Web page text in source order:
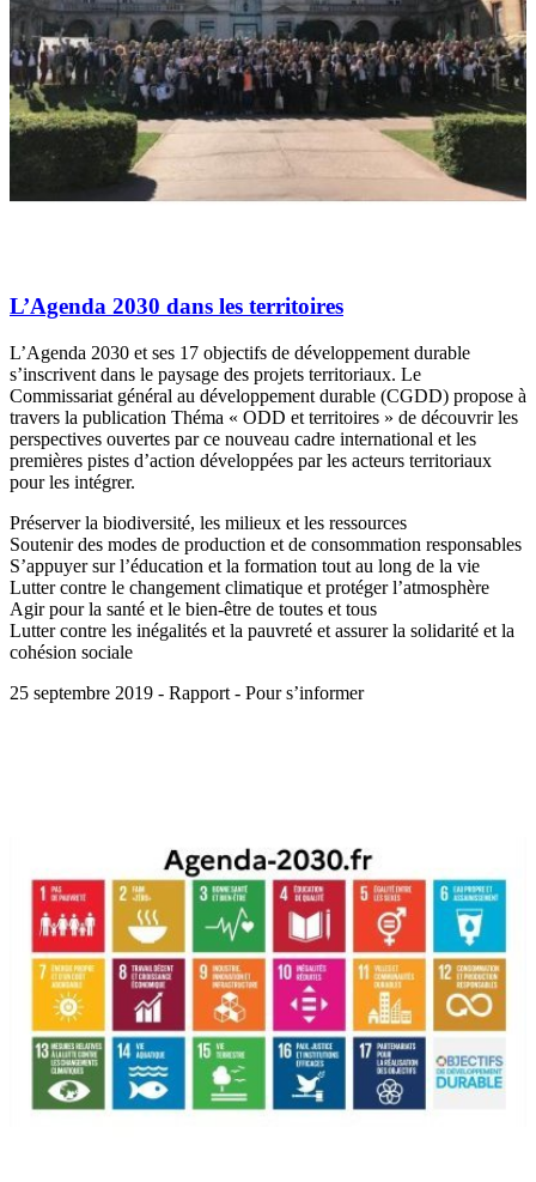
L’Agenda 2030 dans les territoires
L’Agenda 2030 et ses 17 objectifs de développement durable
s’inscrivent dans le paysage des projets territoriaux. Le
Commissariat général au développement durable (CGDD) propose à
travers la publication Théma « ODD et territoires » de découvrir les
perspectives ouvertes par ce nouveau cadre international et les
premières pistes d’action développées par les acteurs territoriaux
pour les intégrer.
Préserver la biodiversité, les milieux et les ressources
Soutenir des modes de production et de consommation responsables
S’appuyer sur l’éducation et la formation tout au long de la vie
Lutter contre le changement climatique et protéger l’atmosphère
Agir pour la santé et le bien-être de toutes et tous
Lutter contre les inégalités et la pauvreté et assurer la solidarité et la
cohésion sociale
25 septembre 2019 - Rapport - Pour s’informer